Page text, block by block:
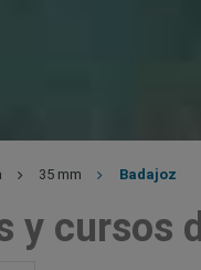
35 mm Badajoz
y cursos